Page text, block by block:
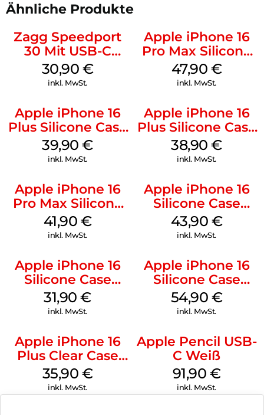
Ähnliche Produkte
Zagg Speedport
30 Mit USB-C
Kabel Weiß
30,90 €
inkl. MwSt.
Apple iPhone 16
Pro Max Silicone
Case MagSafe
Black
47,90 €
inkl. MwSt.
Apple iPhone 16
Plus Silicone Case
MagSafe Plum
39,90€
inkl. MwSt.
Apple iPhone 16
Plus Silicone Case
MagSafe Denim
38,90€
inkl. MwSt.
Apple iPhone 16
Pro Max Silicone
Case MagSafe
Ultramarine
41,90 €
inkl. MwSt.
Apple iPhone 16
Silicone Case
MagSafe Plum
43,90 €
inkl. MwSt.
Apple iPhone 16
Silicone Case
MagSafe Fuchsia
31,90€
inkl. MwSt.
Apple iPhone 16
Silicone Case
MagSafe Lake
Green
54,90 €
inkl. MwSt.
Apple iPhone 16
Plus Clear Case
MagSafe
Transparent
35,90 €
inkl. MwSt.
Apple Pencil USB-
C Weiß
91,90 €
inkl. MwSt.